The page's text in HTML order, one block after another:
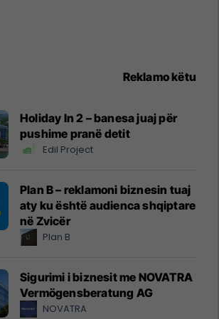
Reklamo këtu
Holiday In 2 – banesa juaj për
pushime pranë detit
Edil Project
Plan B – reklamoni biznesin tuaj
aty ku është audienca shqiptare
në Zvicër
Plan B
Sigurimi i biznesit me NOVATRA
Vermögensberatung AG
NOVATRA